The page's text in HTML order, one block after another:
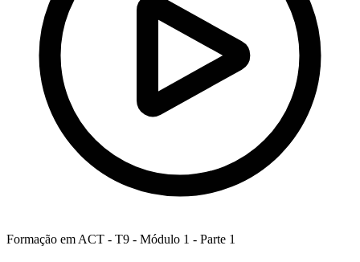
Formação em ACT - T9 - Módulo 1 - Parte 1